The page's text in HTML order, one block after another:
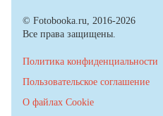
© Fotobooka.ru, 2016-2026
Все права защищены.
Политика конфиденциальности
Пользовательское соглашение
О файлах Cookie